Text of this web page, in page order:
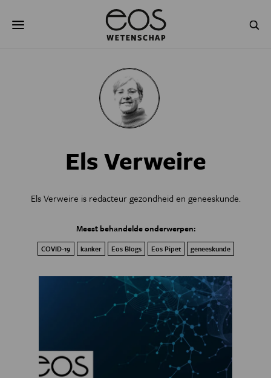
naar
NATUURWETENSCHAPPEN
PSYCHE & BREIN BLOGS
Els Verweire
Els Verweire is redacteur gezondheid en geneeskunde.
Meest behandelde onderwerpen:
COVID-19 kanker Eos Blogs Eos Pipet geneeskunde